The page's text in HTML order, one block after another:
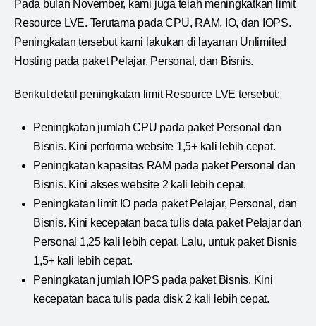
Pada bulan November, kami juga telah meningkatkan limit
Resource LVE. Terutama pada CPU, RAM, IO, dan IOPS.
Peningkatan tersebut kami lakukan di layanan Unlimited
Hosting pada paket Pelajar, Personal, dan Bisnis.
Berikut detail peningkatan limit Resource LVE tersebut:
Peningkatan jumlah CPU pada paket Personal dan
Bisnis. Kini performa website 1,5+ kali lebih cepat.
Peningkatan kapasitas RAM pada paket Personal dan
Bisnis. Kini akses website 2 kali lebih cepat.
Peningkatan limit IO pada paket Pelajar, Personal, dan
Bisnis. Kini kecepatan baca tulis data paket Pelajar dan
Personal 1,25 kali lebih cepat. Lalu, untuk paket Bisnis
1,5+ kali lebih cepat.
Peningkatan jumlah IOPS pada paket Bisnis. Kini
kecepatan baca tulis pada disk 2 kali lebih cepat.